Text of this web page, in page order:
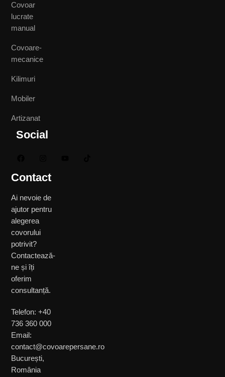
Covoar
lucrate
manual
Covoare-
mecanice
Kilimuri
Mobiler
Artizanat
Social
Contact
Ai nevoie de
ajutor pentru
alegerea
covorului
potrivit?
Contactează-
ne și îți
oferim
consultanță.
Telefon: +40
736 360 000
Email:
contact@covoarepersane.ro
București,
România